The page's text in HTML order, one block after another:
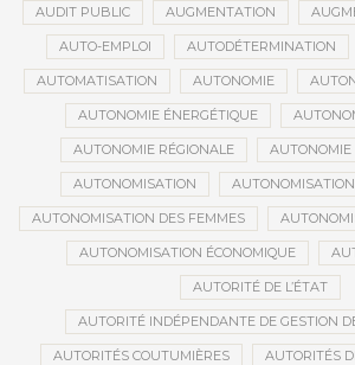
AUDIT PUBLIC AUGMENTATION
AUTO-EMPLOI AUTODÉTERMINATION
AUTOMATISATION AUTONOMIE
AUTONOMIE ÉNERGÉTIQUE
AUTONOMIE RÉGIONALE AUTONOMIE
AUTONOMISATION
AUTONOMISATION DES FEMMES
AUTONOMISATION ÉCONOMIQUE
AUTORITÉ DE L’ÉTAT
AUTORITÉ INDÉPENDANTE DE GESTION
AUTORITÉS COUTUMIÈRES AUTORITÉS